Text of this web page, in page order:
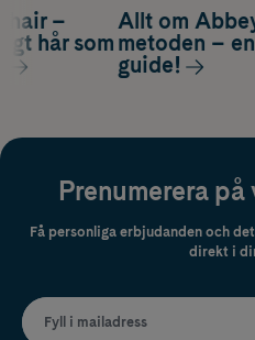
hair –
hår som
Allt om
metoden –
guide!
Prenumerera
Få personliga erbjudanden och
direkt i
Fyll i mailadress